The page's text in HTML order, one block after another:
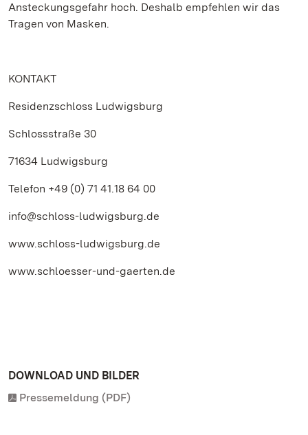
Ansteckungsgefahr hoch. Deshalb empfehlen wir das
Tragen von Masken.
KONTAKT
Residenzschloss Ludwigsburg
Schlossstraße 30
71634 Ludwigsburg
Telefon +49 (0) 71 41.18 64 00
info@schloss-ludwigsburg.de
www.schloss-ludwigsburg.de
www.schloesser-und-gaerten.de
DOWNLOAD UND BILDER
Pressemeldung (PDF)